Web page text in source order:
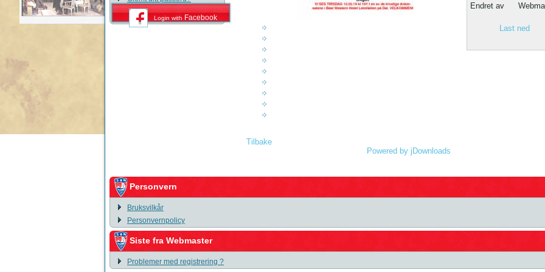
Login with Facebook
Endret av
Last ned
Tilbake
Powered by jDownloads
Personvern
Bruksvilkår
Personvernpolicy
Siste fra Webmaster
Problemer med registrering ?